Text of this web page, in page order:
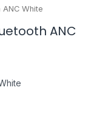
White
ANC